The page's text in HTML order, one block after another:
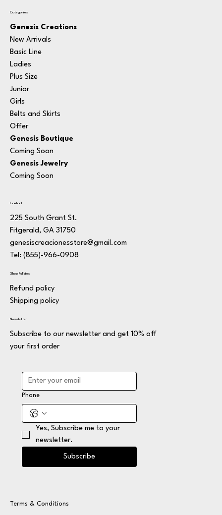
Categories
Genesis Creations
New Arrivals
Basic Line
Ladies
Plus Size
Junior
Girls
Belts and Skirts
Offer
Genesis Boutique
Coming Soon
Genesis Jewelry
Coming Soon
Contact
225 South Grant St.
Fitgerald, GA 31750
genesiscreacionesstore@gmail.com
Tel: (855)-966-0908
Shop Policies
Refund policy
Shipping policy
Newsletter
Subscribe to our newsletter and get 10% off
your first order
Phone
Yes, Subscribe me to your
newsletter.
Subscribe
Terms & Conditions